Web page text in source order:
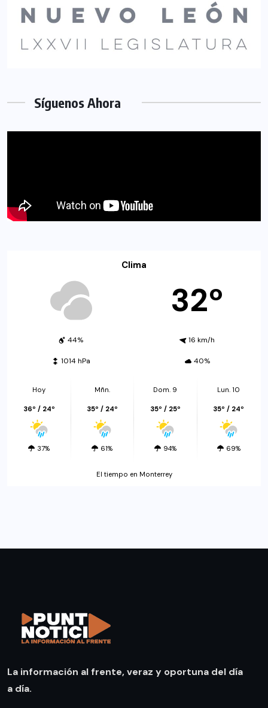
Síguenos Ahora
Clima
32º
44% 16 km/h
1014 hPa 40%
Hoy
36º / 24º
37%
Mñn.
35º / 24º
61%
Dom. 9
35º / 25º
94%
Lun. 10
35º / 24º
69%
El tiempo en Monterrey
La información al frente, veraz y oportuna del día
a día.